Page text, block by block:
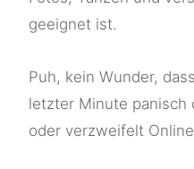
geeignet ist.
Puh, kein Wunder,
letzter Minute panisch
oder verzweifelt